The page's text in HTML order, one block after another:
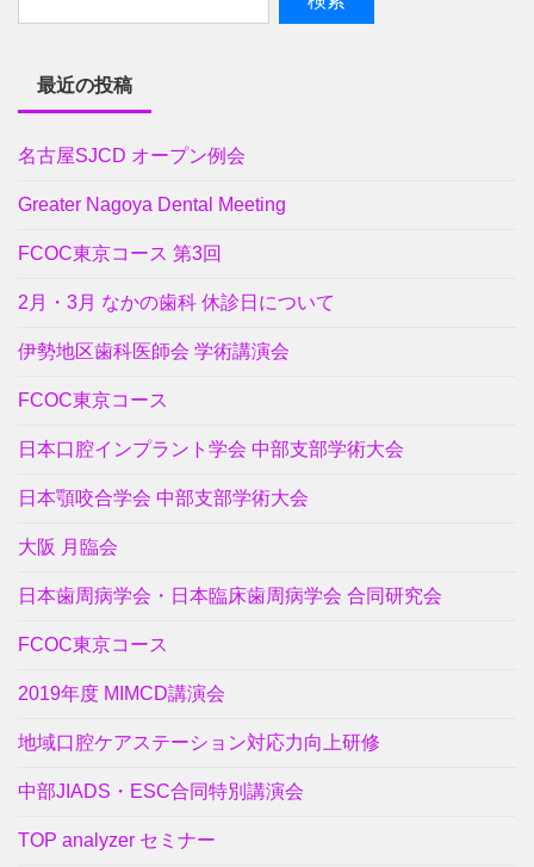
最近の投稿
名古屋SJCD オープン例会
Greater Nagoya Dental Meeting
FCOC東京コース 第3回
2月・3月 なかの歯科 休診日について
伊勢地区歯科医師会 学術講演会
FCOC東京コース
日本口腔インプラント学会 中部支部学術大会
日本顎咬合学会 中部支部学術大会
大阪 月臨会
日本歯周病学会・日本臨床歯周病学会 合同研究会
FCOC東京コース
2019年度 MIMCD講演会
地域口腔ケアステーション対応力向上研修
中部JIADS・ESC合同特別講演会
TOP analyzer セミナー